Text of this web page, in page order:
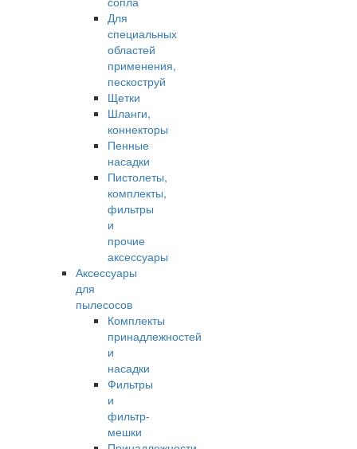
Для
специальных
областей
применения,
пескоструй
Щетки
Шланги,
коннекторы
Пенные
насадки
Пистолеты,
комплекты,
фильтры
и
прочие
аксессуары
Аксессуары
для
пылесосов
Комплекты
принадлежностей
и
насадки
Фильтры
и
фильтр-
мешки